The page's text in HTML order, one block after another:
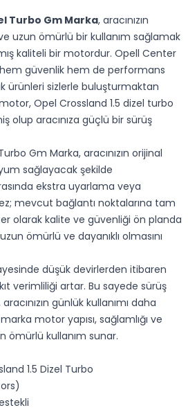
Turbo Gm Marka, aracınızın
uzun ömürlü bir kullanım sağlamak
kaliteli bir motordur. Opell Center
güvenlik hem de performans
ürünleri sizlerle buluşturmaktan
Opel Crossland 1.5 dizel turbo
olup aracınıza güçlü bir sürüş
Gm Marka, aracınızın orijinal
sağlayacak şekilde
ekstra uyarlama veya
mevcut bağlantı noktalarına tam
olarak kalite ve güvenliği ön planda
ömürlü ve dayanıklı olmasını
düşük devirlerden itibaren
verimliliği artar. Bu sayede sürüş
günlük kullanımı daha
motor yapısı, sağlamlığı ve
ömürlü kullanım sunar.
1.5 Dizel Turbo